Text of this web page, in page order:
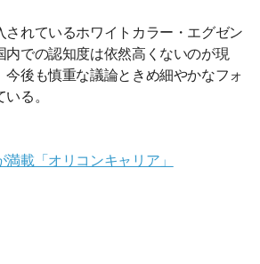
れているホワイトカラー・エグゼン
での認知度は依然高くないのが現
後も慎重な議論ときめ細やかなフォ
る。
載「オリコンキャリア」